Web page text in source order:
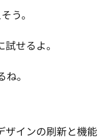
う。
せるよ。
。
ザインの刷新と機能